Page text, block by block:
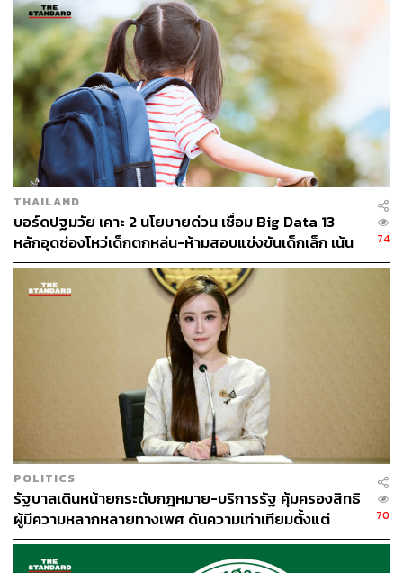
TAGS: PM2.5 สมศักดิ์ เทพสุทิน
การแก้ปัญหา PM2.5
Work from Home
ผู้ว่าราชการจังหวัด
กระทรวงสาธารณสุข
124
ABOUT THE AUTHOR
THE STANDARD TEAM
กองบรรณาธิการ THE STANDARD
THAILAND
บอร์ดปฐมวัย เคาะ 2 นโยบายด่วน เชื่อม Big Data 13
หลักอุดช่องโหว่เด็กตกหล่น-ห้ามสอบแข่งขันเด็กเล็ก เน้น
เรียนรู้ผ่านการเล่น
74
POLITICS
รัฐบาลเดินหน้ายกระดับกฎหมาย-บริการรัฐ คุ้มครองสิทธิ
ผู้มีความหลากหลายทางเพศ ดันความเท่าเทียมตั้งแต่
หลักสูตรในห้องเรียนถึงที่ทำงาน
70